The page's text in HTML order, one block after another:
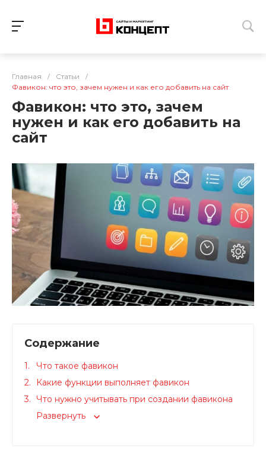
Главная / Статьи
/
Фавикон: что это, зачем нужен и как его добавить на сайт
Фавикон: что это, зачем
нужен и как его добавить на
сайт
Содержание
Что такое фавикон
Какие функции выполняет фавикон
Что нужно учитывать при создании фавикона
Развернуть